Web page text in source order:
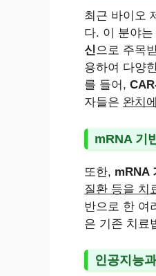
최근 바이오
다. 이 분야는
신으로 주목
용하여 다양
를 들어,
자들은 완치
mRNA 기
또한, mRNA
질환 등을 치
반으로 한 여
은 기존 치료
인공지능